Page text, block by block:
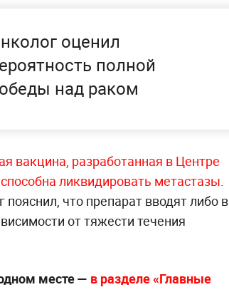
оценил
полной
над раком
вакцина, разработанная в Центре
ликвидировать метастазы.
что препарат вводят либо в
от тяжести течения
месте — в разделе «Главные